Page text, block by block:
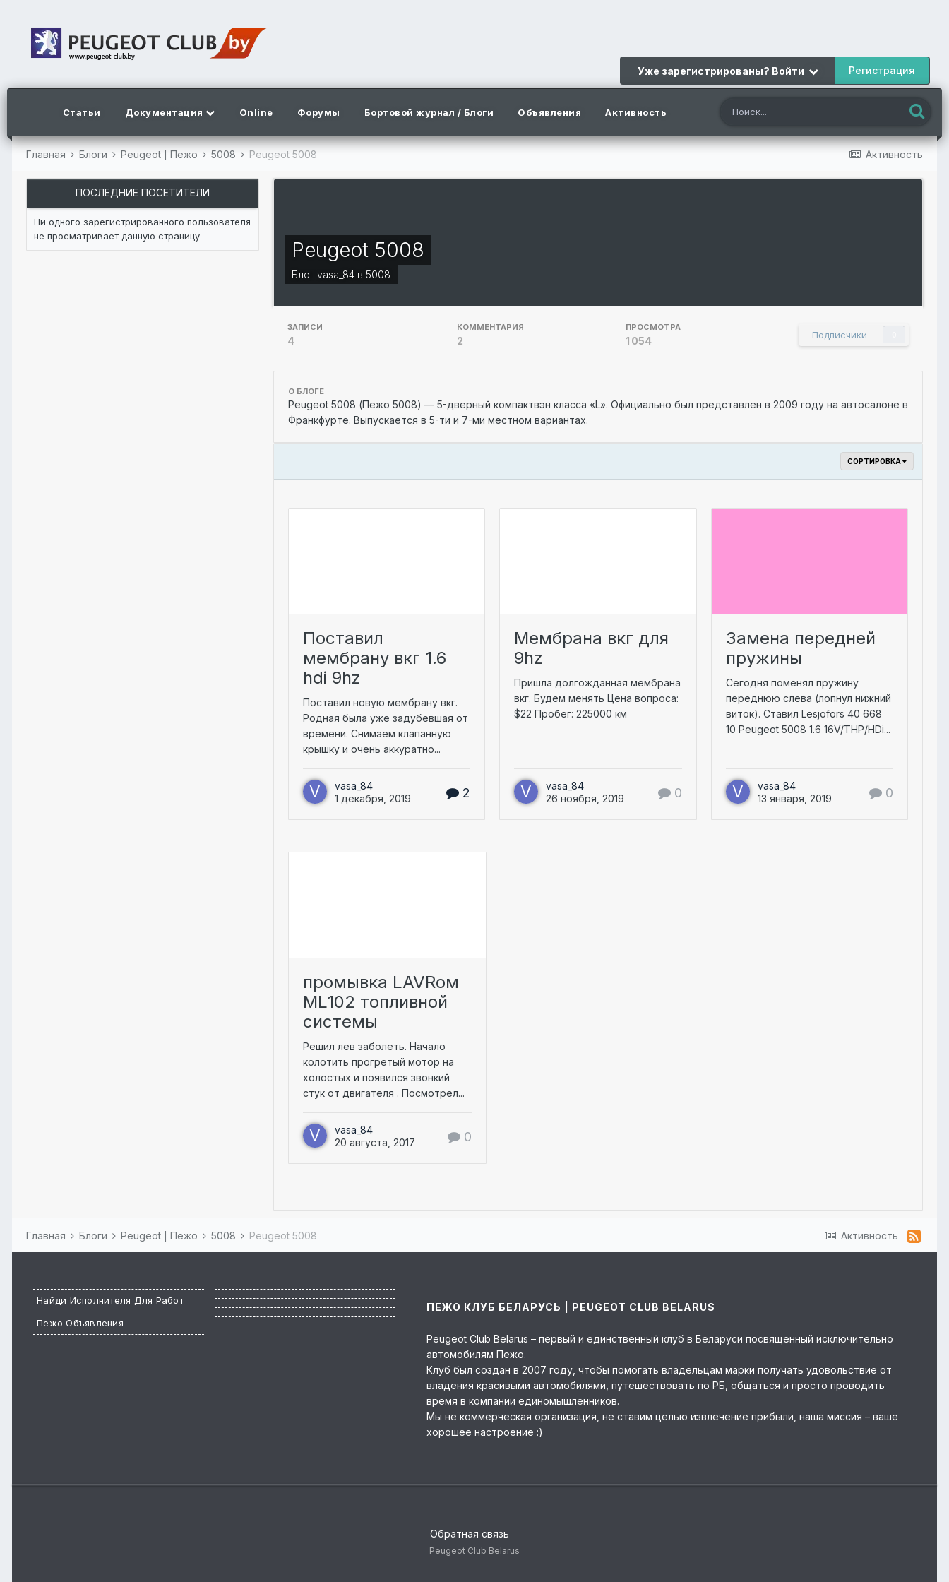
Уже зарегистрированы? Войти Регистрация
Статьи Документация Online Форумы Бортовой журнал / Блоги Объявления Активность
Активность
Главная Блоги Peugeot | Пежо 5008 Peugeot 5008
ПОСЛЕДНИЕ ПОСЕТИТЕЛИ
Ни одного зарегистрированного пользователя
не просматривает данную страницу
Peugeot 5008
Блог vasa_84 в 5008
Подписчики
ЗАПИСИ
4
КОММЕНТАРИЯ
2
ПРОСМОТРА
1 054
О БЛОГЕ
Peugeot 5008 (Пежо 5008) — 5-дверный компактвэн класса «L». Официально был представлен в 2009 году на автосалоне в
Франкфурте. Выпускается в 5-ти и 7-ми местном вариантах.
СОРТИРОВКА
Поставил
мембрану вкг 1.6
hdi 9hz
Поставил новую мембрану вкг.
Родная была уже задубевшая от
времени. Снимаем клапанную
крышку и очень аккуратно...
vasa_84
1 декабря, 2019
2
Мембрана вкг для
9hz
Пришла долгожданная мембрана
вкг. Будем менять Цена вопроса:
$22 Пробег: 225000 км
vasa_84
26 ноября, 2019
0
Замена передней
пружины
Сегодня поменял пружину
переднюю слева (лопнул нижний
виток). Ставил Lesjofors 40 668
10 Peugeot 5008 1.6 16V/THP/HDi...
vasa_84
13 января, 2019
0
промывка LAVRом
ML102 топливной
системы
Решил лев заболеть. Начало
колотить прогретый мотор на
холостых и появился звонкий
стук от двигателя . Посмотрел...
vasa_84
20 августа, 2017
0
Активность
Главная Блоги Peugeot | Пежо 5008 Peugeot 5008
Найди Исполнителя Для Работ
Пежо Объявления
ПЕЖО КЛУБ БЕЛАРУСЬ | PEUGEOT CLUB BELARUS
Peugeot Club Belarus – первый и единственный клуб в Беларуси посвященный исключительно
автомобилям Пежо.
Клуб был создан в 2007 году, чтобы помогать владельцам марки получать удовольствие от
владения красивыми автомобилями, путешествовать по РБ, общаться и просто проводить
время в компании единомышленников.
Мы не коммерческая организация, не ставим целью извлечение прибыли, наша миссия – ваше
хорошее настроение :)
Обратная связь
Peugeot Club Belarus